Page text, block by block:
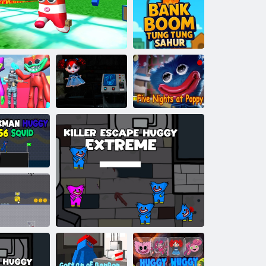
Sopravvissuto all'alfabeto
Poppy Strike 5
Bank Boom
Tung Tung
Sahur
Attacco di
Wuggy
Poppy Playtime
Capitolo 4 Safe
Haven
Cinque notti a
Huggy
di feste